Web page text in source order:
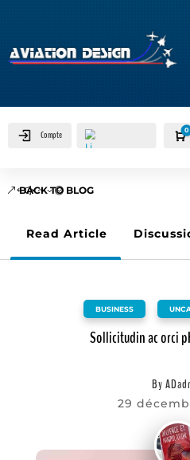
Compte 0
BACK TO BLOG
Read Article
BUSINESS
Sollicitudin ac orci
By
29